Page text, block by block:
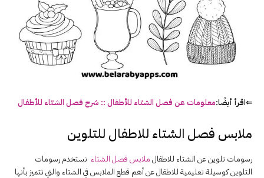
⇐اقرأ أيضًا:معلومات عن فصل الشتاء للأطفال :: شرح فصل الشتاء للأطفال
ملابس فصل الشتاء للاطفال للتلوين
رسومات تلوين عن الشتاء للاطفال ملابس فصل الشتاء نستخدم رسومات
التلوين كوسيلة تعليمية للاطفال عن أهم قطع الملابس في الشتاء والتي تتميز بأنها